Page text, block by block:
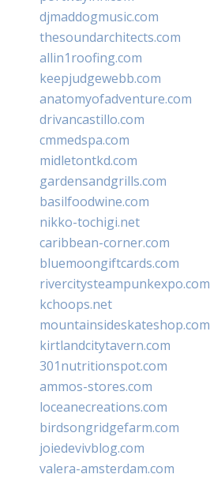
djmaddogmusic.com
thesoundarchitects.com
allin1roofing.com
keepjudgewebb.com
anatomyofadventure.com
drivancastillo.com
cmmedspa.com
midletontkd.com
gardensandgrills.com
basilfoodwine.com
nikko-tochigi.net
caribbean-corner.com
bluemoongiftcards.com
rivercitysteampunkexpo.com
kchoops.net
mountainsideskateshop.com
kirtlandcitytavern.com
301nutritionspot.com
ammos-stores.com
loceanecreations.com
birdsongridgefarm.com
joiedevivblog.com
valera-amsterdam.com